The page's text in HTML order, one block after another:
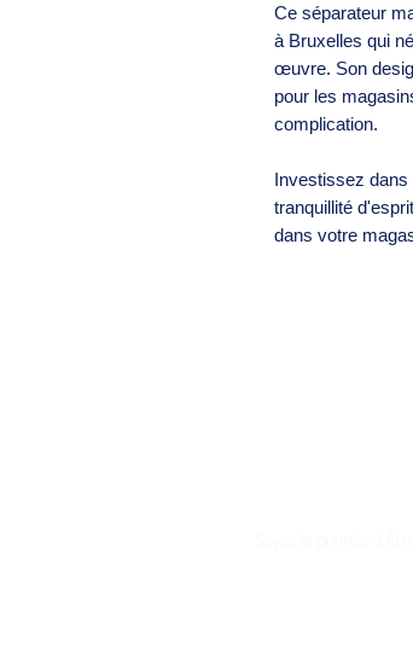
Ce séparateur
à Bruxelles qui
œuvre. Son
pour les
complication.
Investissez dans
tranquillité
dans votre